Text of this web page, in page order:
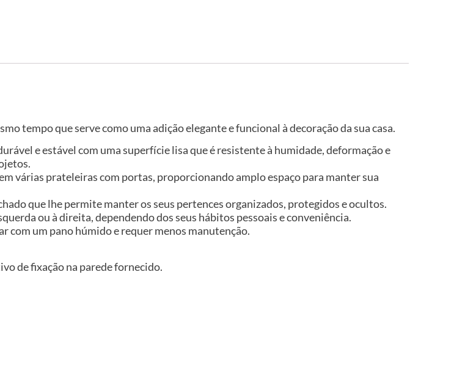
tempo que serve como uma adição elegante e funcional à decoração da sua casa.
e estável com uma superfície lisa que é resistente à humidade, deformação e
várias prateleiras com portas, proporcionando amplo espaço para manter sua
que lhe permite manter os seus pertences organizados, protegidos e ocultos.
ou à direita, dependendo dos seus hábitos pessoais e conveniência.
com um pano húmido e requer menos manutenção.
de fixação na parede fornecido.